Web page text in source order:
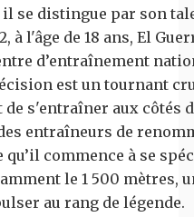
se distingue par son
à l'âge de 18 ans, El
d’entraînement
est un tournant
s'entraîner aux côtés
entraîneurs de
commence à se
le 1 500 mètres,
au rang de légende.